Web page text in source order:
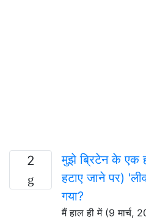
2
मुझे ब्रिटेन के एक
हटाए जाने पर)
गया?
मैं हाल ही में (9 मार्च,